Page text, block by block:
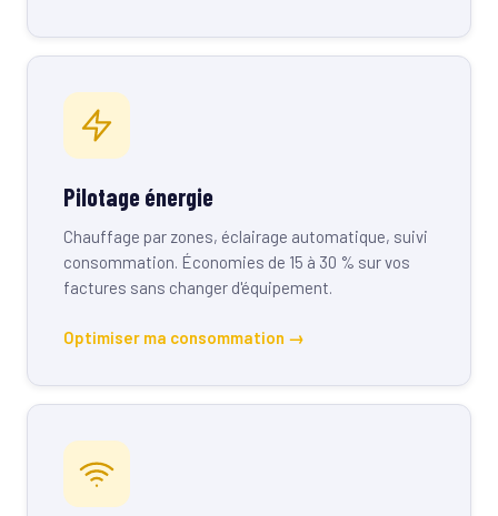
Pilotage énergie
Chauffage par zones, éclairage automatique, suivi
consommation. Économies de 15 à 30 % sur vos
factures sans changer d'équipement.
Optimiser ma consommation →